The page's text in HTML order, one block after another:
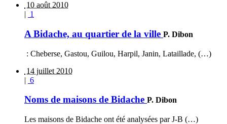
10 août 2010
| 1
A Bidache, au quartier de la ville P. Dibon
: Cheberse, Gastou, Guilou, Harpil, Janin, Lataillade, (…)
14 juillet 2010
| 6
Noms de maisons de Bidache P. Dibon
Les maisons de Bidache ont été analysées par J-B (…)